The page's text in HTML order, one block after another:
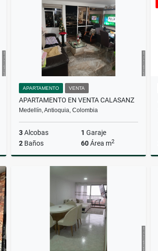
$680.000.000
APARTAMENTO VENTA
APARTAMENTO EN VENTA CALASANZ
Medellín, Antioquia, Colombia
3Alcobas 1 Garaje
2 Baños 60Área m2
$400.000.000